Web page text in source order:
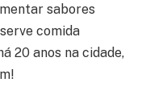
sabores
comida
20 anos na cidade,